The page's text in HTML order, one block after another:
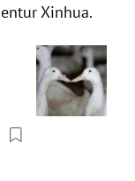
Xinhua.